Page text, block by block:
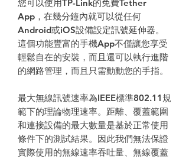
您可以使用TP-Link的免費Tether
App，在幾分鐘內就可以從任何
Android或iOS設備設定訊號延伸器。
這個功能豐富的手機App不僅讓您享受
輕鬆自在的安裝，而且還可以執行進階
的網路管理，而且只需動動您的手指。
最大無線訊號速率為IEEE標準802.11規
範下的理論物理速率。距離、覆蓋範圍
和連接設備的最大數量是基於正常使用
條件下的測試結果。因此我們無法保證
實際使用的無線速率吞吐量、無線覆蓋